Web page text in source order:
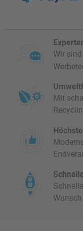
Wir
Mit